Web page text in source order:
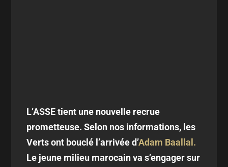
L’ASSE tient une nouvelle recrue
prometteuse. Selon nos informations, les
Verts ont bouclé l’arrivée d’Adam Baallal.
Le jeune milieu marocain va s’engager sur